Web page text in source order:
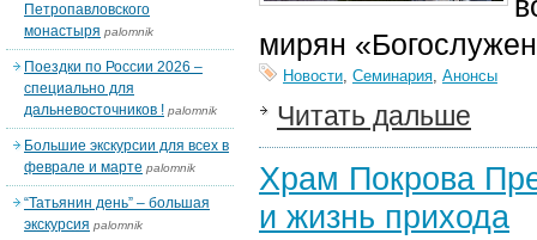
мирян
Новости, Семинария, Анонсы
Читать дальше
Храм Покрова
и жизнь прихода
Петропавловского
монастыря palomnik
Поездки по России 2026 –
специально для
дальневосточников ! palomnik
Большие экскурсии для всех в
феврале и марте palomnik
“Татьянин день” – большая
экскурсия palomnik